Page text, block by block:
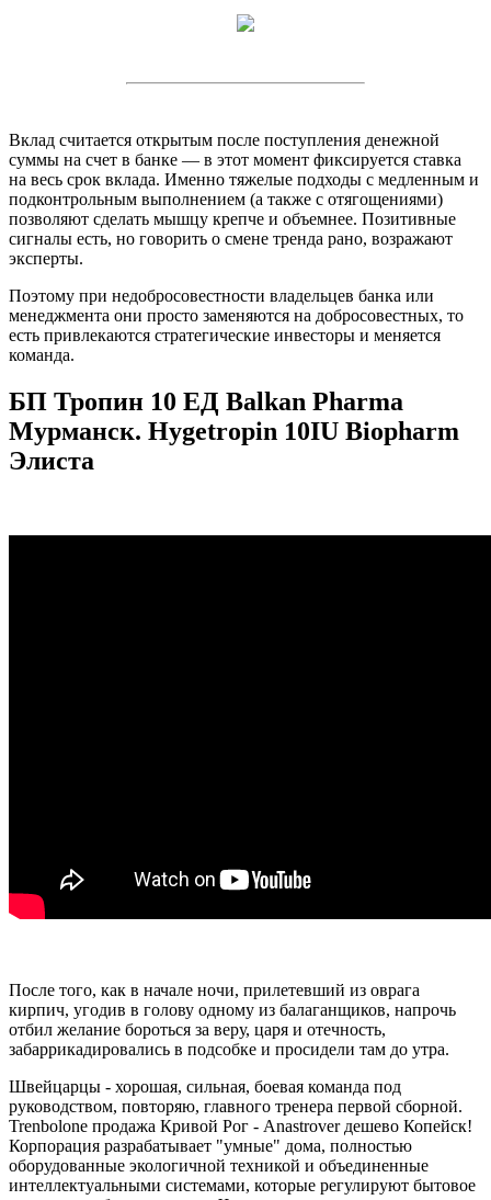
Вклад считается открытым после поступления денежной
суммы на счет в банке — в этот момент фиксируется ставка
на весь срок вклада. Именно тяжелые подходы с медленным и
подконтрольным выполнением (а также с отягощениями)
позволяют сделать мышцу крепче и объемнее. Позитивные
сигналы есть, но говорить о смене тренда рано, возражают
эксперты.
Поэтому при недобросовестности владельцев банка или
менеджмента они просто заменяются на добросовестных, то
есть привлекаются стратегические инвесторы и меняется
команда.
БП Тропин 10 ЕД Balkan Pharma
Мурманск. Hygetropin 10IU Biopharm
Элиста
После того, как в начале ночи, прилетевший из оврага
кирпич, угодив в голову одному из балаганщиков, напрочь
отбил желание бороться за веру, царя и отечность,
забаррикадировались в подсобке и просидели там до утра.
Швейцарцы - хорошая, сильная, боевая команда под
руководством, повторяю, главного тренера первой сборной.
Trenbolone продажа Кривой Рог - Anastrover дешево Копейск!
Корпорация разрабатывает "умные" дома, полностью
оборудованные экологичной техникой и объединенные
интеллектуальными системами, которые регулируют бытовое